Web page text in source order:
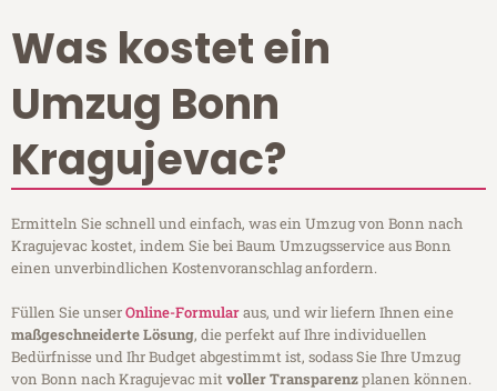
Was kostet ein
Umzug Bonn
Kragujevac?
Ermitteln Sie schnell und einfach, was ein Umzug von Bonn nach
Kragujevac kostet, indem Sie bei Baum Umzugsservice aus Bonn
einen unverbindlichen Kostenvoranschlag anfordern.
Füllen Sie unserOnline-Formularaus, und wir liefern Ihnen eine
maßgeschneiderte Lösung, die perfekt auf Ihre individuellen
Bedürfnisse und Ihr Budget abgestimmt ist, sodass Sie Ihre Umzug
von Bonn nach Kragujevac mitvoller Transparenzplanen können.